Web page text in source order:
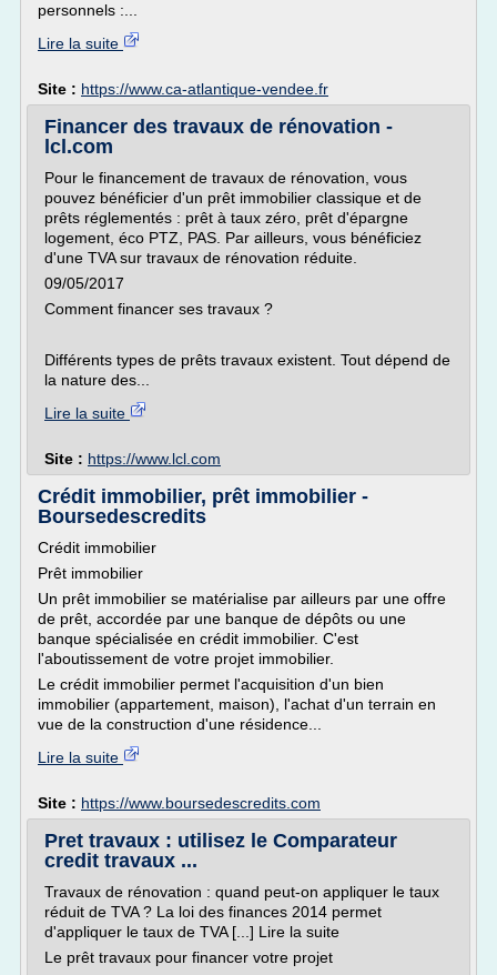
personnels :...
Lire la suite
Site : https://www.ca-atlantique-vendee.fr
Financer des travaux de rénovation -
lcl.com
Pour le financement de travaux de rénovation, vous
pouvez bénéficier d'un prêt immobilier classique et de
prêts réglementés : prêt à taux zéro, prêt d'épargne
logement, éco PTZ, PAS. Par ailleurs, vous bénéficiez
d'une TVA sur travaux de rénovation réduite.
09/05/2017
Comment financer ses travaux ?
Différents types de prêts travaux existent. Tout dépend de
la nature des...
Lire la suite
Site : https://www.lcl.com
Crédit immobilier, prêt immobilier -
Boursedescredits
Crédit immobilier
Prêt immobilier
Un prêt immobilier se matérialise par ailleurs par une offre
de prêt, accordée par une banque de dépôts ou une
banque spécialisée en crédit immobilier. C'est
l'aboutissement de votre projet immobilier.
Le crédit immobilier permet l'acquisition d'un bien
immobilier (appartement, maison), l'achat d'un terrain en
vue de la construction d'une résidence...
Lire la suite
Site : https://www.boursedescredits.com
Pret travaux : utilisez le Comparateur
credit travaux ...
Travaux de rénovation : quand peut-on appliquer le taux
réduit de TVA ? La loi des finances 2014 permet
d'appliquer le taux de TVA [...] Lire la suite
Le prêt travaux pour financer votre projet